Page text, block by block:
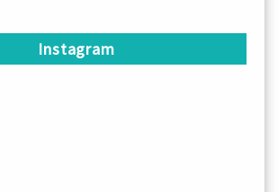
Instagram